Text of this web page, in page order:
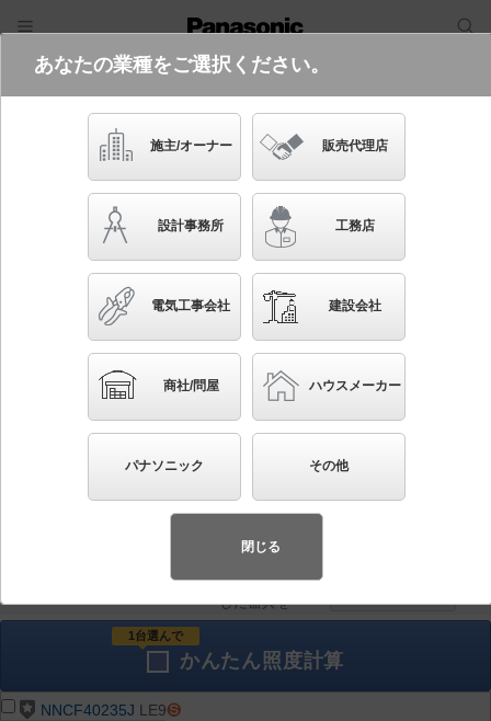
電気・建築設備（ビジネス）
照明器具検索
品番・キーワード
関連商品検索 センサ付直付型ベースライト
条件を選び直す
件 1/4 ▼ ▶
各種データ
チェック
した器具を
1台選んで
かんたん 照度計算
NNCF40235J LE9
あなたの業種をご選択ください。
施主/オーナー 販売代理店
設計事務所 工務店
電気工事会社 建設会社
商社/問屋 ハウスメーカー
パナソニック その他
閉じる